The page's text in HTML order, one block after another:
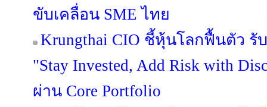
ขับเคลื่อน SME ไทย
Krungthai CIO ชี้หุ้นโลกฟื้นตัว
"Stay Invested, Add Risk with
ผ่าน Core Portfolio